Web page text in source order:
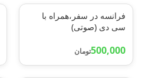
فرانسه در سفر،همراه با
سی دی (صوتی)
500,000تومان